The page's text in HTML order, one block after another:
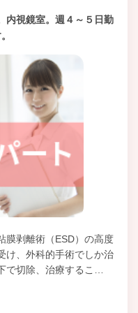
内視鏡室。週４～５日勤
膜剥離術（ESD）の高度
け、外科的手術でしか治
で切除、治療するこ